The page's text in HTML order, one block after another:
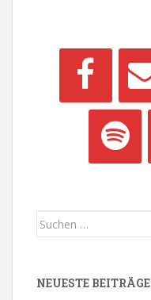
Suchen
NEUESTE BEITRÄGE